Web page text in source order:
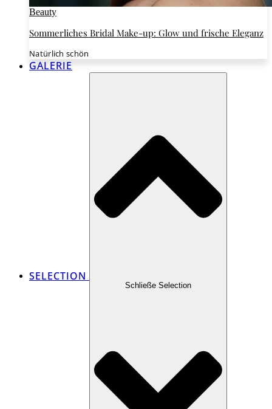
Beauty
Sommerliches Bridal Make-up: Glow und frische Eleganz
Natürlich schön
GALERIE
SELECTION
Schließe Selection